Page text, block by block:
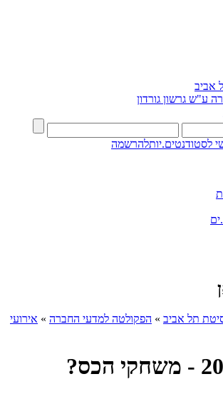
ע"ש גרשון גורדון
לסטודנטים.יותלהרשמה
תל אביב » הפקולטה למדעי החברה » אירועי